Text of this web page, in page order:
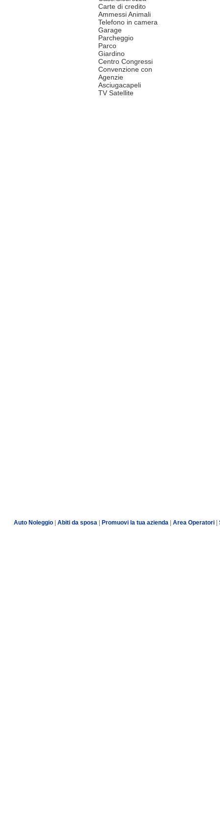
Carte di credito
Ammessi Animali
Telefono in camera
Garage
Parcheggio
Parco
Giardino
Centro Congressi
Convenzione con
Agenzie
Asciugacapeli
TV Satellite
Auto Noleggio Abiti da sposa Promuovi la tua azienda Area Operatori